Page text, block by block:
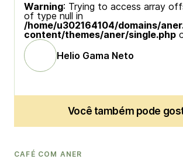
Warning: Trying to access array
of type null in
/home/u302164104/domains/
content/themes/aner/single.php
Helio Gama Neto
Você também pode
CAFÉ COM ANER